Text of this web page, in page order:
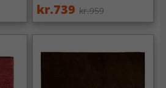
kr.739 kr.959